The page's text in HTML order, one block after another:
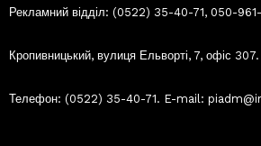
Рекламний відділ: (0522) 35-40-71, 050-
Кропивницький, вулиця Ельворті, 7, офіс 307.
Телефон: (0522) 35-40-71. E-mail: